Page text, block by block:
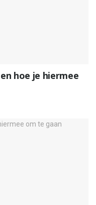
hoe je hiermee